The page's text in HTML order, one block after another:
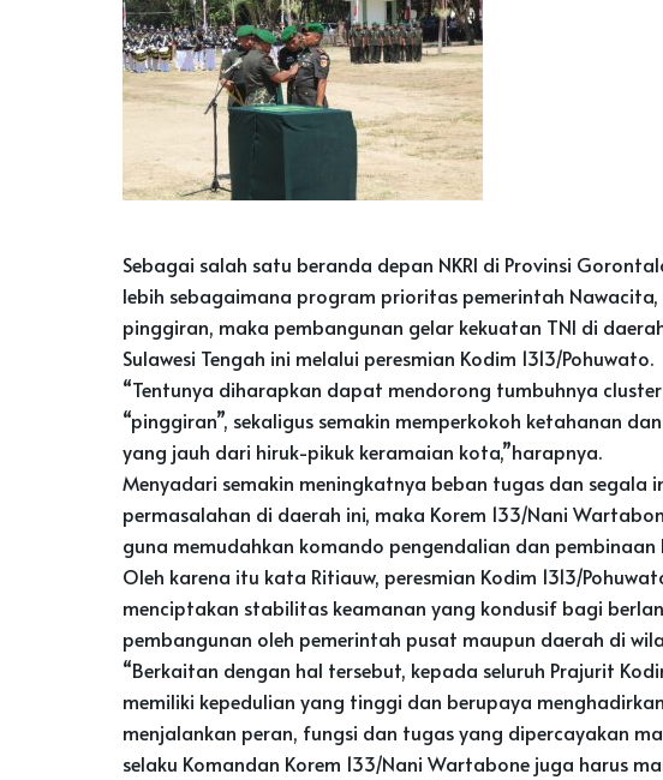
Sebagai salah satu beranda depan NKRI di Provinsi
lebih sebagaimana program prioritas pemerintah
pinggiran, maka pembangunan gelar kekuatan TNI di
Sulawesi Tengah ini melalui peresmian Kodim 1313/Pohuwato.
“Tentunya diharapkan dapat mendorong tumbuhnya
“pinggiran”, sekaligus semakin memperkokoh ketahanan
yang jauh dari hiruk-pikuk keramaian kota,”harapnya.
Menyadari semakin meningkatnya beban tugas dan segala
permasalahan di daerah ini, maka Korem 133/Nani
guna memudahkan komando pengendalian dan pembinaan
Oleh karena itu kata Ritiauw, peresmian Kodim 1313/
menciptakan stabilitas keamanan yang kondusif bagi
pembangunan oleh pemerintah pusat maupun daerah di
“Berkaitan dengan hal tersebut, kepada seluruh Prajurit
memiliki kepedulian yang tinggi dan berupaya
menjalankan peran, fungsi dan tugas yang dipercayakan
selaku Komandan Korem 133/Nani Wartabone juga harus